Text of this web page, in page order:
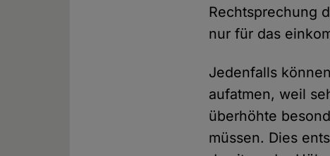
Rechtsprechung
nur für das
Jedenfalls
aufatmen, weil
überhöhte
müssen. Dies